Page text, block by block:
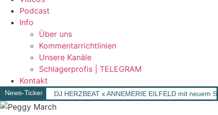
Podcast
Info
Über uns
Kommentarrichtlinien
Unsere Kanäle
Schlagerprofis | TELEGRAM
Kontakt
News-Ticker DJ HERZBEAT x ANNEMERIE EILFELD mit neuem